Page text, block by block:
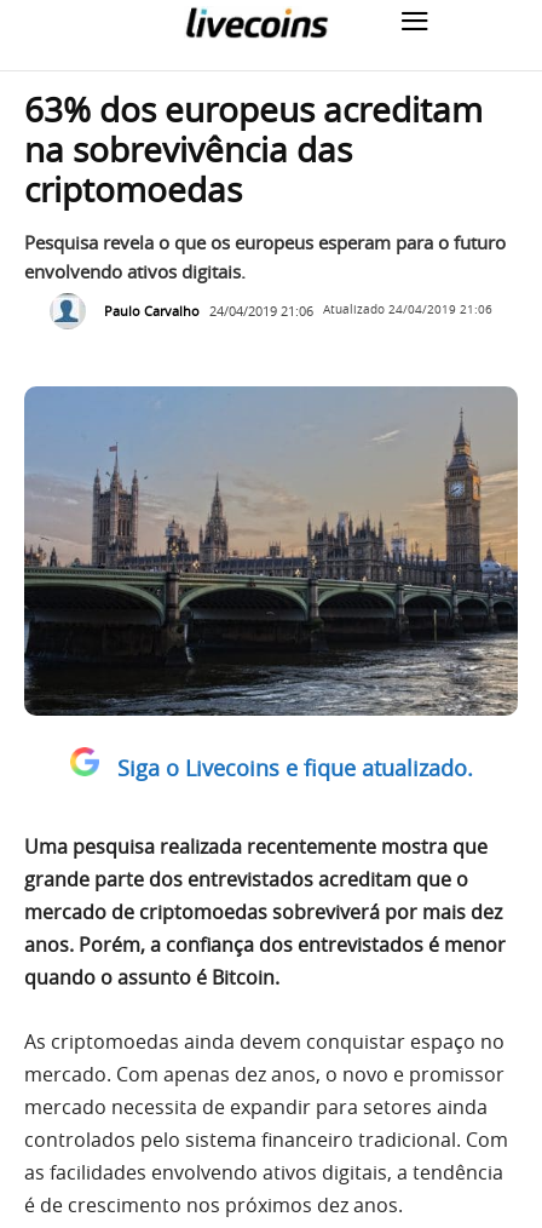
63% dos europeus acreditam
na sobrevivência das
criptomoedas
Pesquisa revela o que os europeus esperam para o futuro
envolvendo ativos digitais.
Paulo Carvalho 24/04/2019 21:06 Atualizado 24/04/2019 21:06
Siga o Livecoins e fique atualizado.
Uma pesquisa realizada recentemente mostra que
grande parte dos entrevistados acreditam que o
mercado de criptomoedas sobreviverá por mais dez
anos. Porém, a confiança dos entrevistados é menor
quando o assunto é Bitcoin.
As criptomoedas ainda devem conquistar espaço no
mercado. Com apenas dez anos, o novo e promissor
mercado necessita de expandir para setores ainda
controlados pelo sistema financeiro tradicional. Com
as facilidades envolvendo ativos digitais, a tendência
é de crescimento nos próximos dez anos.